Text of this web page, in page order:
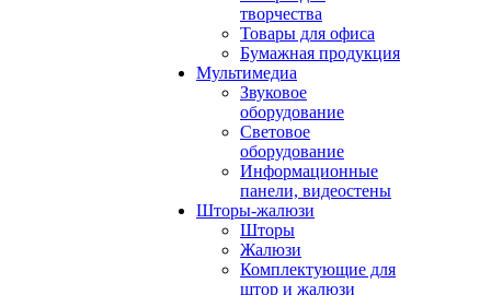
творчества
Товары для офиса
Бумажная продукция
Мультимедиа
Звуковое
оборудование
Световое
оборудование
Информационные
панели, видеостены
Шторы-жалюзи
Шторы
Жалюзи
Комплектующие для
штор и жалюзи